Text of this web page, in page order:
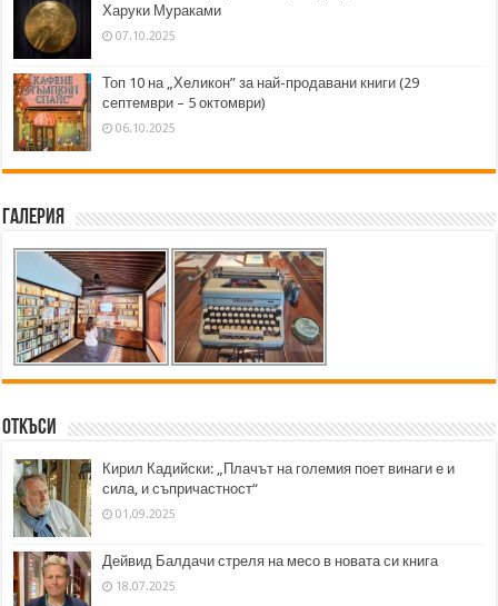
Харуки Мураками
07.10.2025
Топ 10 на „Хеликон” за най-продавани книги (29
септември – 5 октомври)
06.10.2025
Галерия
Откъси
Кирил Кадийски: „Плачът на големия поет винаги е и
сила, и съпричастност“
01.09.2025
Дейвид Балдачи стреля на месо в новата си книга
18.07.2025